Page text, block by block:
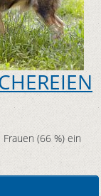
(66 %) ein